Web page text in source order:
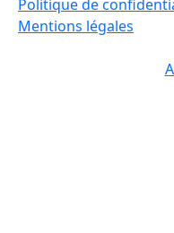
Politique de
Mentions légales